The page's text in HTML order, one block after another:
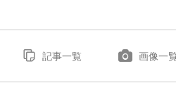
記事一覧 画像一